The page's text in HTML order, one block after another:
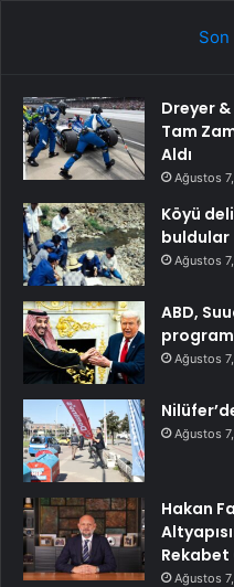
Son
Dreyer
Tam
Aldı
Ağustos
Köyü
buldular
Ağustos
ABD,
program
Ağustos
Ağustos
Hakan
Rekabet
Ağustos